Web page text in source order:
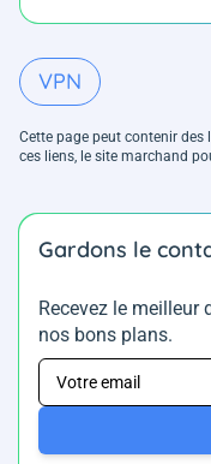
VPN
Cette page peut contenir des
ces liens, le site marchand
Gardons le
Recevez le meilleur
nos bons plans.